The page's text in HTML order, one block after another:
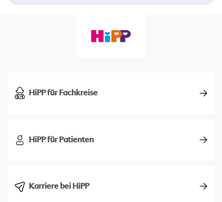
HiPP für Fachkreise
HiPP für Patienten
Karriere bei HiPP